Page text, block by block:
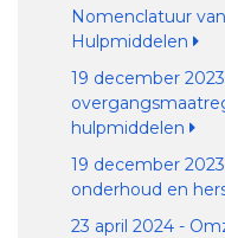
Nomenclatuur
Hulpmiddelen
19 december
hulpmiddelen
19 december
onderhoud en
23 april 2024 -